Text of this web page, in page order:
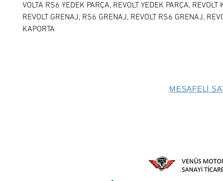
VOLTA RS6 YEDEK PARÇA, REVOLT YEDEK PARÇA, REVOLT
REVOLT GRENAJ, RS6 GRENAJ, REVOLT RS6 GRENAJ,
KAPORTA
MESAFELİ